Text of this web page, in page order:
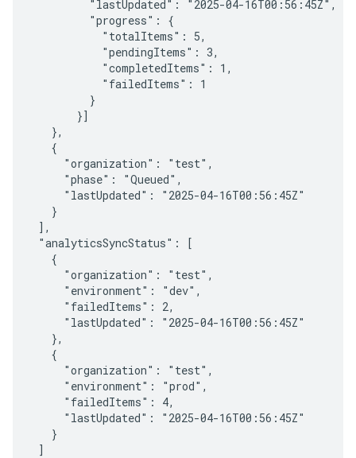
         "lastUpdated": "2025-04-16T00:56:45Z",
         "progress": {
           "totalItems": 5,
           "pendingItems": 3,
           "completedItems": 1,
           "failedItems": 1
         }
       }]
   },
   {
     "organization": "test",
     "phase": "Queued",
     "lastUpdated": "2025-04-16T00:56:45Z"
   }
],
"analyticsSyncStatus": [
   {
     "organization": "test",
     "environment": "dev",
     "failedItems": 2,
     "lastUpdated": "2025-04-16T00:56:45Z"
   },
   {
     "organization": "test",
     "environment": "prod",
     "failedItems": 4,
     "lastUpdated": "2025-04-16T00:56:45Z"
   }
]